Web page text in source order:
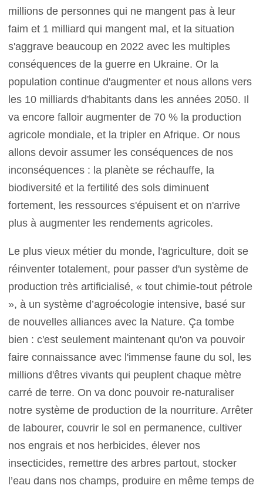
millions de personnes qui ne mangent pas à leur
faim et 1 milliard qui mangent mal, et la situation
s'aggrave beaucoup en 2022 avec les multiples
conséquences de la guerre en Ukraine. Or la
population continue d'augmenter et nous allons vers
les 10 milliards d'habitants dans les années 2050. Il
va encore falloir augmenter de 70 % la production
agricole mondiale, et la tripler en Afrique. Or nous
allons devoir assumer les conséquences de nos
inconséquences : la planète se réchauffe, la
biodiversité et la fertilité des sols diminuent
fortement, les ressources s'épuisent et on n'arrive
plus à augmenter les rendements agricoles.
Le plus vieux métier du monde, l'agriculture, doit se
réinventer totalement, pour passer d'un système de
production très artificialisé, « tout chimie-tout pétrole
», à un système d’agroécologie intensive, basé sur
de nouvelles alliances avec la Nature. Ça tombe
bien : c'est seulement maintenant qu'on va pouvoir
faire connaissance avec l'immense faune du sol, les
millions d'êtres vivants qui peuplent chaque mètre
carré de terre. On va donc pouvoir re-naturaliser
notre système de production de la nourriture. Arrêter
de labourer, couvrir le sol en permanence, cultiver
nos engrais et nos herbicides, élever nos
insecticides, remettre des arbres partout, stocker
l’eau dans nos champs, produire en même temps de